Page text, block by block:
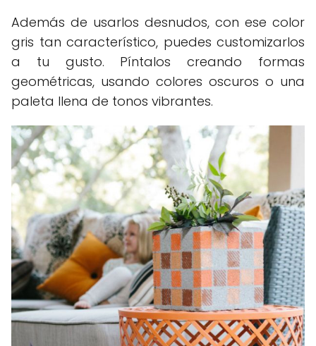
Además de usarlos desnudos, con ese color
gris tan característico, puedes customizarlos
a tu gusto. Píntalos creando formas
geométricas, usando colores oscuros o una
paleta llena de tonos vibrantes.